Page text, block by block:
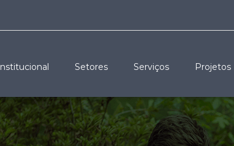
Setores Serviços Projetos